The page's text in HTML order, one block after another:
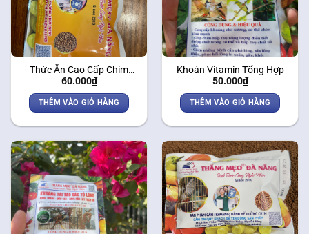
Thức Ăn Cao Cấp Chim
Chào Mào – Cám Dưỡng
60.000₫
THÊM VÀO GIỎ HÀNG
Khoán Vitamin Tổng Hợp
50.000₫
THÊM VÀO GIỎ HÀNG